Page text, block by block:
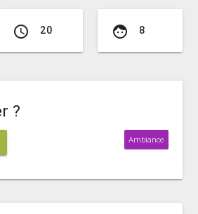
access_time 20 face 8
?
Ambiance